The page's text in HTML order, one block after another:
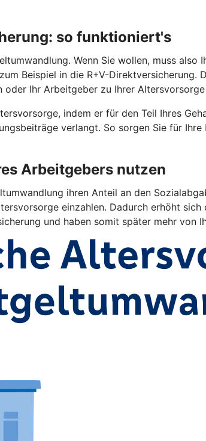
so funktioniert's
Wenn Sie wollen, muss
Beispiel in die R+V-
Ihr Arbeitgeber zu Ihrer
indem er für den Teil Ihres
verlangt. So sorgen Sie für
Arbeitgebers nutzen
ihren Anteil an den
einzahlen. Dadurch erhöht
und haben somit später mehr von